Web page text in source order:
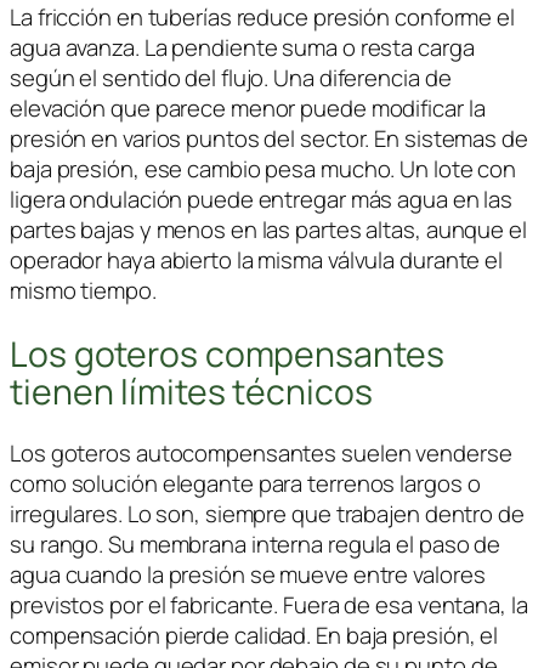
La fricción en tuberías reduce presión conforme el
agua avanza. La pendiente suma o resta carga
según el sentido del flujo. Una diferencia de
elevación que parece menor puede modificar la
presión en varios puntos del sector. En sistemas de
baja presión, ese cambio pesa mucho. Un lote con
ligera ondulación puede entregar más agua en las
partes bajas y menos en las partes altas, aunque el
operador haya abierto la misma válvula durante el
mismo tiempo.
Los goteros compensantes
tienen límites técnicos
Los goteros autocompensantes suelen venderse
como solución elegante para terrenos largos o
irregulares. Lo son, siempre que trabajen dentro de
su rango. Su membrana interna regula el paso de
agua cuando la presión se mueve entre valores
previstos por el fabricante. Fuera de esa ventana, la
compensación pierde calidad. En baja presión, el